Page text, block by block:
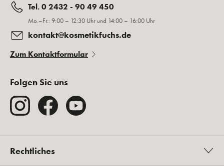
Tel. 0 2432 - 90 49 450
Mo.–Fr.: 9:00 – 12:30 Uhr und 14:00 – 16:00 Uhr
kontakt@kosmetikfuchs.de
Zum Kontaktformular
Folgen Sie uns
Rechtliches